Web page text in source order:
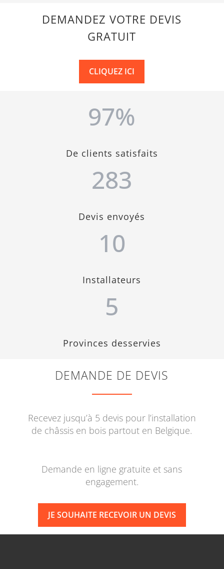
DEMANDEZ VOTRE DEVIS
GRATUIT
CLIQUEZ ICI
97%
De clients satisfaits
283
Devis envoyés
10
Installateurs
5
Provinces desservies
DEMANDE DE DEVIS
Recevez jusqu’à 5 devis pour l’installation
de châssis en bois partout en Belgique.
Demande en ligne gratuite et sans
engagement.
JE SOUHAITE RECEVOIR UN DEVIS